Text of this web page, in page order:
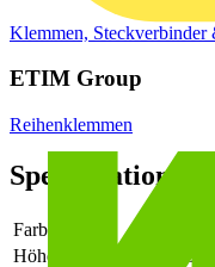
Klemmen, Steckverbinder
ETIM Group
Reihenklemmen
Spezifikationen
Farbe
Höhe
62.5